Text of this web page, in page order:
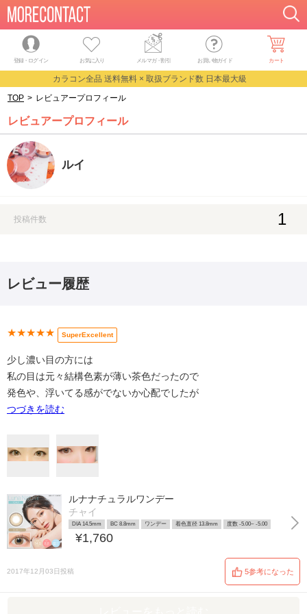
登録・ログイン お気に入り メルマガ・割引 お買い物ガイド カート
カラコン全品 送料無料 × 取扱ブランド数 日本最大級
TOP > レビュアープロフィール
レビュアープロフィール
ルイ
投稿件数 1
レビュー履歴
★★★★★ SuperExcellent
少し濃い目の方には
私の目は元々結構色素が薄い茶色だったので
発色や、浮いてる感がでないか心配でしたが
つづきを読む
ルナナチュラルワンデー
チャイ
DIA 14.5mm BC 8.8mm ワンデー 着色直径 13.8mm 度数 -5.00~ -5.00
¥1,760
2017年12月03日投稿 5参考になった